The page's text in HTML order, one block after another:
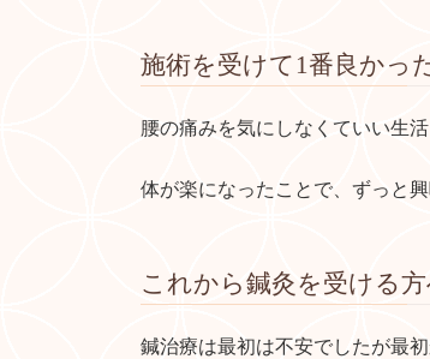
施術を受けて1番良かっ
腰の痛みを気にしなくていい生
体が楽になったことで、ずっと
これから鍼灸を受ける
鍼治療は最初は不安でしたが最